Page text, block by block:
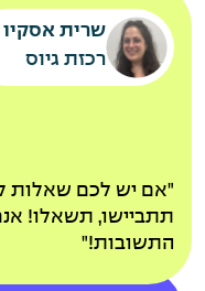
קייטנות
אקסטרא חופש
לאחר ותק של שנה
שרית אסקיו
רכזת גיוס
"אם יש לכם שאלות
תתביישו, תשאלו!
התשובות!"